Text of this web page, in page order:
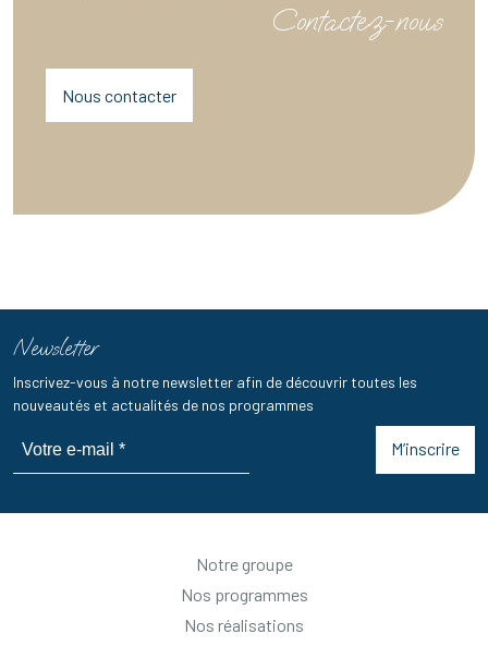
Contactez-nous
Nous contacter
Newsletter
Inscrivez-vous à notre newsletter afin de découvrir toutes les
nouveautés et actualités de nos programmes
M’inscrire
Notre groupe
Nos programmes
Nos réalisations